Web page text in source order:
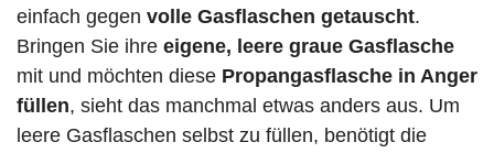
einfach gegen volle Gasflaschen getauscht.
Bringen Sie ihre eigene, leere graue Gasflasche
mit und möchten diese Propangasflasche in Anger
füllen, sieht das manchmal etwas anders aus. Um
leere Gasflaschen selbst zu füllen, benötigt die